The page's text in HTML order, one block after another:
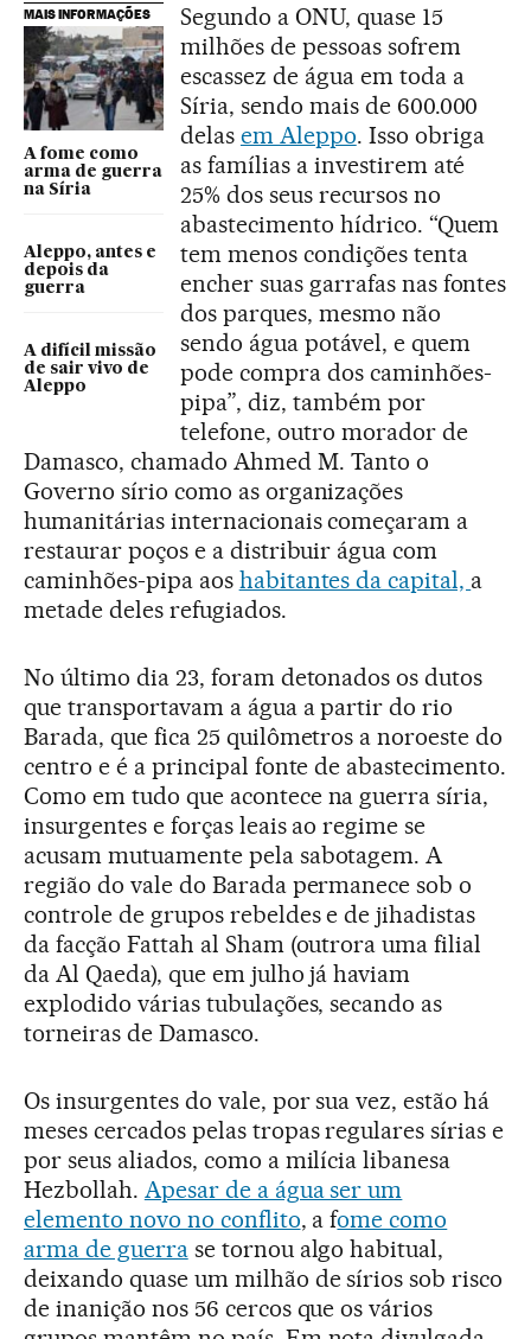
MAIS INFORMAÇÕES
A fome como
arma de guerra
na Síria
Aleppo, antes e
depois da
guerra
A difícil missão
de sair vivo de
Aleppo
Segundo a ONU, quase 15
milhões de pessoas sofrem
escassez de água em toda a
Síria, sendo mais de 600.000
delas em Aleppo. Isso obriga
as famílias a investirem até
25% dos seus recursos no
abastecimento hídrico. “Quem
tem menos condições tenta
encher suas garrafas nas fontes
dos parques, mesmo não
sendo água potável, e quem
pode compra dos caminhões-
pipa”, diz, também por
telefone, outro morador de
Damasco, chamado Ahmed M. Tanto o
Governo sírio como as organizações
humanitárias internacionais começaram a
restaurar poços e a distribuir água com
caminhões-pipa aos habitantes da capital, a
metade deles refugiados.
No último dia 23, foram detonados os dutos
que transportavam a água a partir do rio
Barada, que fica 25 quilômetros a noroeste do
centro e é a principal fonte de abastecimento.
Como em tudo que acontece na guerra síria,
insurgentes e forças leais ao regime se
acusam mutuamente pela sabotagem. A
região do vale do Barada permanece sob o
controle de grupos rebeldes e de jihadistas
da facção Fattah al Sham (outrora uma filial
da Al Qaeda), que em julho já haviam
explodido várias tubulações, secando as
torneiras de Damasco.
Os insurgentes do vale, por sua vez, estão há
meses cercados pelas tropas regulares sírias e
por seus aliados, como a milícia libanesa
Hezbollah. Apesar de a água ser um
elemento novo no conflito, a fome como
arma de guerrase tornou algo habitual,
deixando quase um milhão de sírios sob risco
de inanição nos 56 cercos que os vários